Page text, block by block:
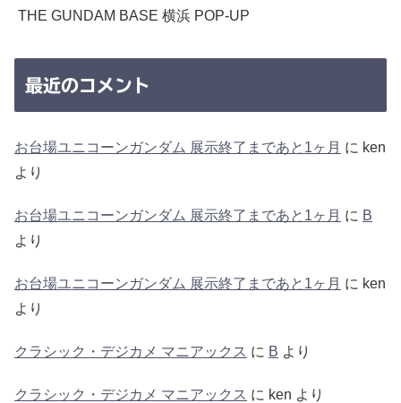
THE GUNDAM BASE 横浜 POP-UP
最近のコメント
お台場ユニコーンガンダム 展示終了まであと1ヶ月 に ken
より
お台場ユニコーンガンダム 展示終了まであと1ヶ月 に B
より
お台場ユニコーンガンダム 展示終了まであと1ヶ月 に ken
より
クラシック・デジカメ マニアックス に B より
クラシック・デジカメ マニアックス に ken より